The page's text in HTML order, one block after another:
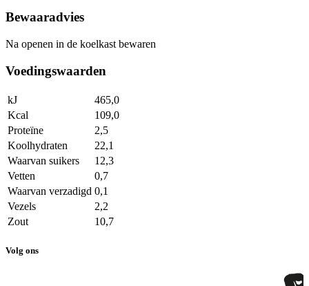
Bewaaradvies
Na openen in de koelkast bewaren
Voedingswaarden
kJ
465,0
Kcal
109,0
Proteïne
2,5
Koolhydraten
22,1
Waarvan suikers
12,3
Vetten
0,7
Waarvan verzadigd 0,1
Vezels
2,2
Zout
10,7
Volg ons